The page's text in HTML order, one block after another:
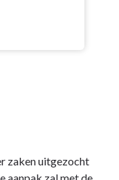
zaken uitgezocht